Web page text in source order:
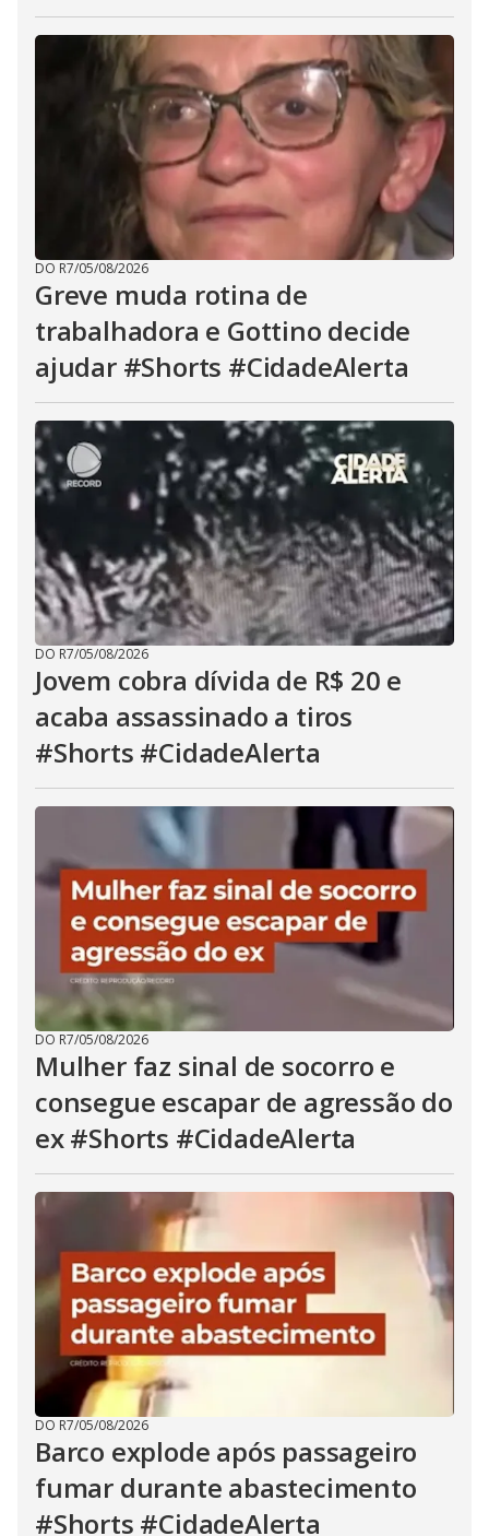
DO R7/05/08/2026
Greve muda rotina de
trabalhadora e Gottino decide
ajudar #Shorts #CidadeAlerta
DO R7/05/08/2026
Jovem cobra dívida de R$ 20 e
acaba assassinado a tiros
#Shorts #CidadeAlerta
DO R7/05/08/2026
Mulher faz sinal de socorro e
consegue escapar de agressão do
ex #Shorts #CidadeAlerta
DO R7/05/08/2026
Barco explode após passageiro
fumar durante abastecimento
#Shorts #CidadeAlerta